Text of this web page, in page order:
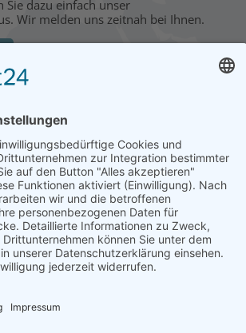
Sie dazu einfach unser
Wir melden uns zeitnah bei Ihnen.
13 50